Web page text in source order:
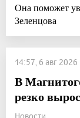
Она поможет
Зеленцова
14:57, 6 авг 2026
В
резко
Новости